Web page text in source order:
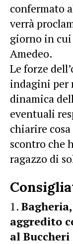
confermato
verrà
giorno in
Amedeo.
Le forze
indagini per
dinamica
eventuali
chiarire
scontro che
ragazzo di
aggredito
al